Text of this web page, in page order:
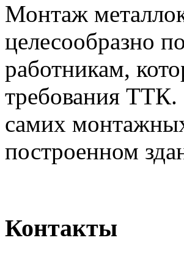
Монтаж
целесообразно
работникам,
требования ТТК.
самих
построенном
Контакты